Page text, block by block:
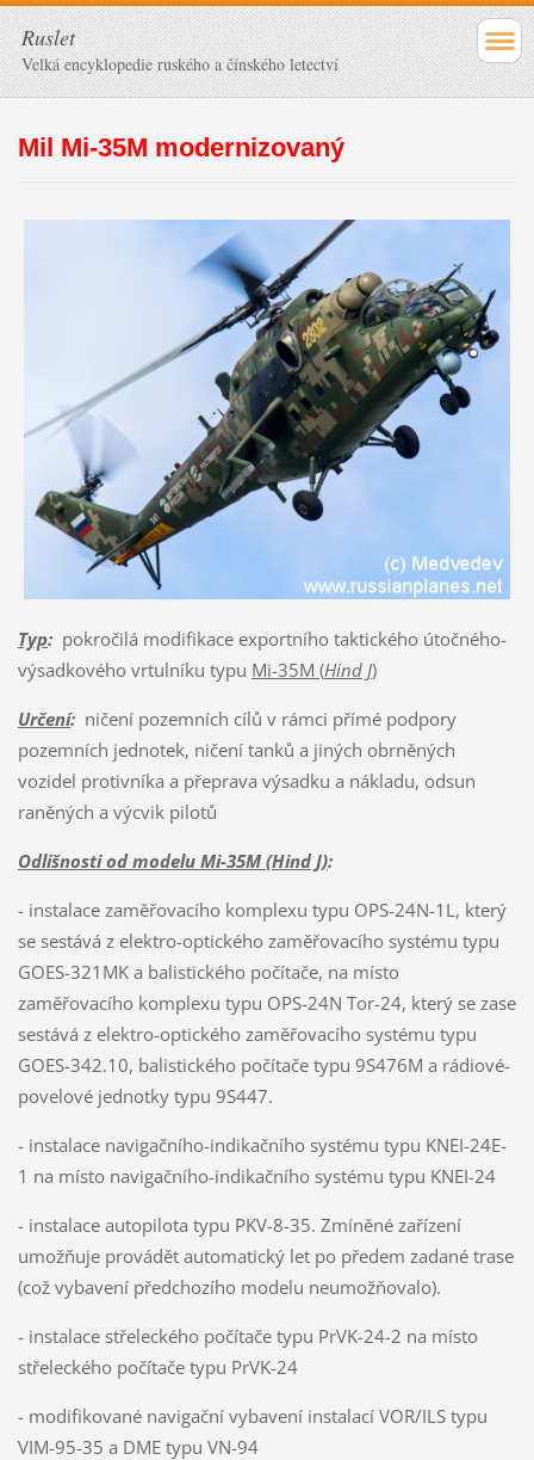
Ruslet
Velká encyklopedie ruského a čínského letectví
Mil Mi-35M modernizovaný
Typ:pokročilá modifikace exportního taktického útočného-
výsadkového vrtulníku typu Mi-35M (Hind J)
Určení:ničení pozemních cílů v rámci přímé podpory
pozemních jednotek, ničení tanků a jiných obrněných
vozidel protivníka a přeprava výsadku a nákladu, odsun
raněných a výcvik pilotů
Odlišnosti od modelu Mi-35M (Hind J):
- instalace zaměřovacího komplexu typu OPS-24N-1L, který
se sestává z elektro-optického zaměřovacího systému typu
GOES-321MK a balistického počítače, na místo
zaměřovacího komplexu typu OPS-24N Tor-24, který se zase
sestává z elektro-optického zaměřovacího systému typu
GOES-342.10, balistického počítače typu 9S476M a rádiové-
povelové jednotky typu 9S447.
- instalace navigačního-indikačního systému typu KNEI-24E-
1 na místo navigačního-indikačního systému typu KNEI-24
- instalace autopilota typu PKV-8-35. Zmíněné zařízení
umožňuje provádět automatický let po předem zadané trase
(což vybavení předchozího modelu neumožňovalo).
- instalace střeleckého počítače typu PrVK-24-2 na místo
střeleckého počítače typu PrVK-24
- modifikované navigační vybavení instalací VOR/ILS typu
VIM-95-35 a DME typu VN-94